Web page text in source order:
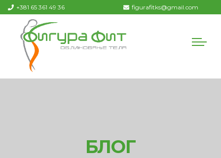
+381 65 361 49 36 figurafitks@gmail.com
БЛОГ